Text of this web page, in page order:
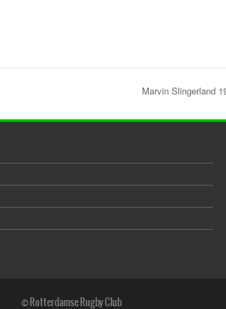
Marvin Slingerland
© Rotterdamse Rugby Club